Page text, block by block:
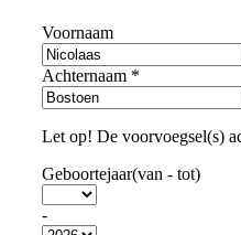
Voornaam
Achternaam *
Let op! De voorvoegsel(s)
Geboortejaar(van - tot)
-